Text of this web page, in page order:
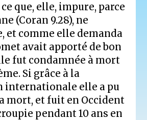
que, elle, impure, parce
(Coran 9.28), ne
et comme elle demanda
avait apporté de bon
fut condamnée à mort
Si grâce à la
internationale elle a pu
mort, et fuit en Occident
pendant 10 ans en